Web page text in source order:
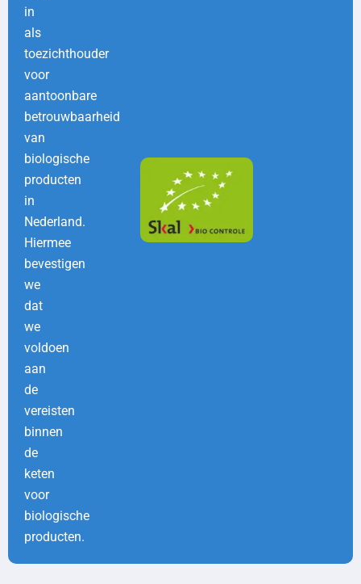
in
als
toezichthouder
voor
aantoonbare
betrouwbaarheid
van
biologische
producten
in
Nederland.
Hiermee
bevestigen
we
dat
we
voldoen
aan
de
vereisten
binnen
de
keten
voor
biologische
producten.